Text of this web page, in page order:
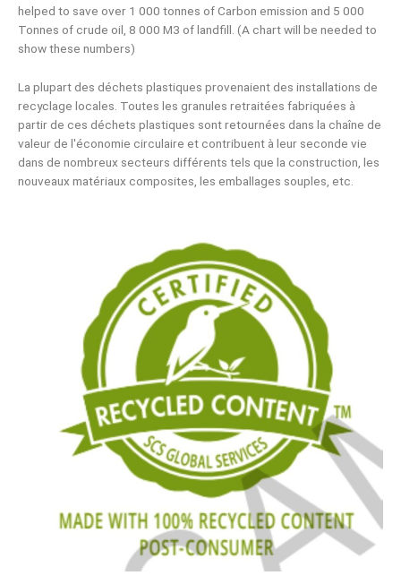
helped to save over 1 000 tonnes of Carbon emission and 5 000
Tonnes of crude oil, 8 000 M3 of landfill. (A chart will be needed to
show these numbers)
La plupart des déchets plastiques provenaient des installations de
recyclage locales. Toutes les granules retraitées fabriquées à
partir de ces déchets plastiques sont retournées dans la chaîne de
valeur de l'économie circulaire et contribuent à leur seconde vie
dans de nombreux secteurs différents tels que la construction, les
nouveaux matériaux composites, les emballages souples, etc.